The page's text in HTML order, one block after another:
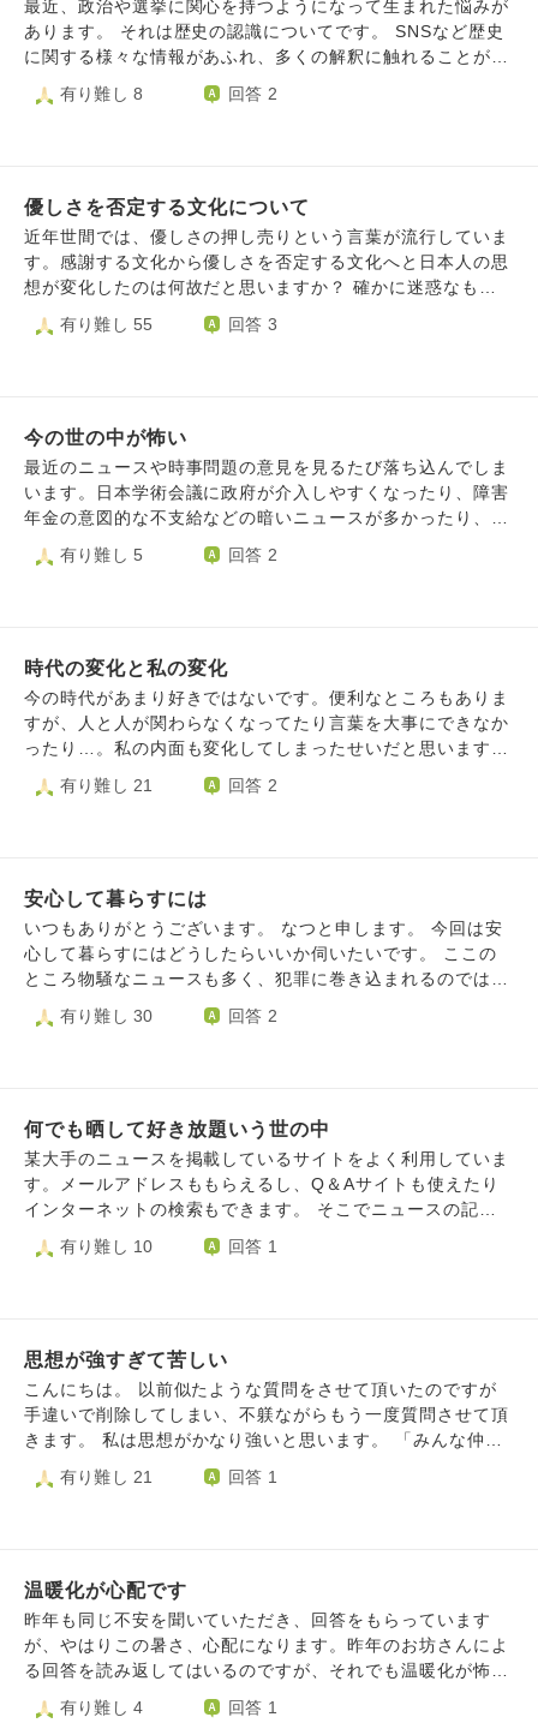
最近、政治や選挙に関心を持つようになって生まれた悩みが
あります。 それは歴史の認識についてです。 SNSなど歴史
に関する様々な情報があふれ、多くの解釈に触れることが多
くなっています。日本が過去にしてきたことや海外がしてき
たこと、それぞれの国の言い分、また『やった側』と『やら
ていますし、事実を正しく見極めたいという思いもありま
す。 しかし、情報が多すぎて、しかも立場によって主張が
食い違うため、どれを信じてよいか迷い、心が疲れてしまい
ます。 人と歴史の話をするときも、それぞれが異なる視点
しまい、余計に混乱します。 こうした『歴史認識の複雑
まう気もします。 「自分が触れているこの歴史の情報は本
当に事実なのだろうか」と、ふと学ぶことに対して不安にな
ってしまうようにもなってきていると思います。 歴史の事
実や解釈の多様さに直面したとき、私たちはどのような心構
ましいのでしょうか。
有り難し 8 回答 2
優しさを否定する文化について
近年世間では、優しさの押し売りという言葉が流行していま
す。感謝する文化から優しさを否定する文化へと日本人の思
想が変化したのは何故だと思いますか？ 確かに迷惑なもの
もありますが、人命や趣味に対しても最近では使われ始めて
きました。 御朱印やお守りなどでお寺参りする人が増えた
他人が自分のお節介をどう捉えようと、自己欲求を満たす為
だから気にしないようにはしていますが、やはり生きづらい
です。
有り難し 55 回答 3
今の世の中が怖い
最近のニュースや時事問題の意見を見るたび落ち込んでしま
います。日本学術会議に政府が介入しやすくなったり、障害
年金の意図的な不支給などの暗いニュースが多かったり、排
他的な政党が躍進したり、障がい者や老人、女性、外国人な
ど、弱い立場の人を叩いている風潮が怖いです。 自分はプ
「また働けなくなったりしたら、今度こそ死ぬなぁ」「いっ
そ海外に亡命する準備しようかな」とか暗いことを考えて不
安になってしまいます。ずっと不安な妄想があたまのなかに
回っていて辛いです。こういう妄想するのは、ディストピア
ースは新聞やラジオ以外にもXから得ていて、Xが悪影響を
なかったり、他のSNSでは拡散しづらいので…。 あと、政
治の話はずっと離れていても、新聞などに情報が載らないま
ま法案が通ったりするのが怖くて、ずっと情報を集めてしま
います。 今の風潮を過度に恐れず、自分のすべきことや、
報を見極めるにはどうすれば良いか、SNSとの距離の取り方
てごめんなさい。 気温の寒暖差が激しい季節です。どうか
ご自愛なさってください。
有り難し 5 回答 2
時代の変化と私の変化
今の時代があまり好きではないです。便利なところもありま
すが、人と人が関わらなくなってたり言葉を大事にできなか
ったり…。私の内面も変化してしまったせいだと思います。
なんというか本当に寛容度が落ちたし、ドキドキや幸せ感が
薄いです。 時代のせいにしたくないのですが、昔よりも人
有り難し 21 回答 2
安心して暮らすには
いつもありがとうございます。 なつと申します。 今回は安
心して暮らすにはどうしたらいいか伺いたいです。 ここの
ところ物騒なニュースも多く、犯罪に巻き込まれるのではな
いかという思いが強いです。 でもそれを不安に思っていて
も思っていなくても犯罪に巻き込まれる確率は一緒だと思い
有り難し 30 回答 2
何でも晒して好き放題いう世の中
某大手のニュースを掲載しているサイトをよく利用していま
す。メールアドレスももらえるし、Q＆Aサイトも使えたり
インターネットの検索もできます。 そこでニュースの記事
を見るのですが、よく芸能人を追い込む事が有名な週刊誌の
会社が出所の記事で子育てママ、女性、子供、高齢者、障害
刺激の強い言葉で閲覧者の歪んだ正義感や感情を翻弄させる
ような記事です。 我々はそのような記事を毎日のように触
れていますので、翻弄と言われてもピンと来ない者のほうが
多数かと思います。 例に出すと「夜な夜な〇〇に執拗に繰
の感じていた違和感」など。これって事実だけを伝えるに当
しまいますが、加害者といえども、家族まで追い込むような
過激なものが非常に多いです。 日本人の気質でしょうか？
多勢に無勢、誰かを自害するまで追い込む事に歪んだ正義感
を振りかざし、涼しい、暖かい場所でスマホでポチポチと攻
でSNSを通して批判、攻撃した人間は当の本人がこの世から
有り難し 10 回答 1
思想が強すぎて苦しい
こんにちは。 以前似たような質問をさせて頂いたのですが
手違いで削除してしまい、不躾ながらもう一度質問させて頂
きます。 私は思想がかなり強いと思います。 「みんな仲良
くなって欲しい」「世界平和」「思いやりと愛があって欲し
い」など、恐らく他人から見たら不気味に思うような思想を
しいかもしれません。 そしてこの思想が、人間関係におい
てとても悪い方向に働いています。 例えば悪いニュースを
見た時に加害者の悪口を言う人、それすら否定したくなりま
す。 どうしても「この人にも理由があるかもしれない」と
します。 SNSで晒された人が転落していくのを興味深そう
有り難し 21 回答 1
温暖化が心配です
昨年も同じ不安を聞いていただき、回答をもらっています
が、やはりこの暑さ、心配になります。昨年のお坊さんによ
る回答を読み返してはいるのですが、それでも温暖化が怖く
て生きていけるのか不安で、夜も眠れなくなります…。 昨
夜も不安が襲ってきて、眠れず頭が痛いです…。私が悩んだ
有り難し 4 回答 1